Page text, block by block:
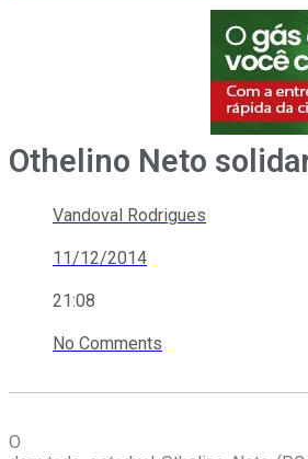
Othelino Neto
Vandoval Rodrigues
11/12/2014
21:08
No Comments
O